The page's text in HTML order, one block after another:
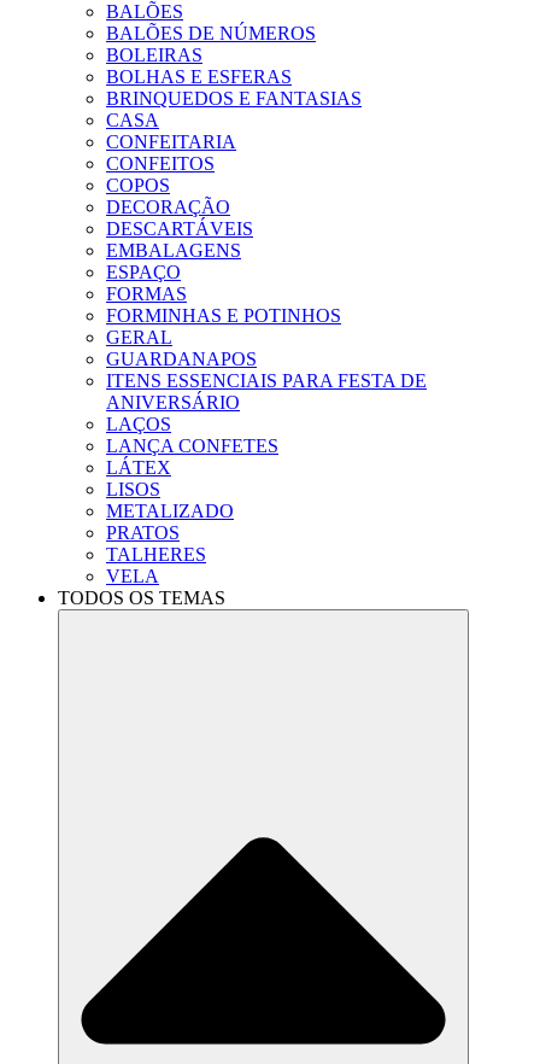
BALÕES
BALÕES DE NÚMEROS
BOLEIRAS
BOLHAS E ESFERAS
BRINQUEDOS E FANTASIAS
CASA
CONFEITARIA
CONFEITOS
COPOS
DECORAÇÃO
DESCARTÁVEIS
EMBALAGENS
ESPAÇO
FORMAS
FORMINHAS E POTINHOS
GERAL
GUARDANAPOS
ITENS ESSENCIAIS PARA FESTA DE
ANIVERSÁRIO
LAÇOS
LANÇA CONFETES
LÁTEX
LISOS
METALIZADO
PRATOS
TALHERES
VELA
TODOS OS TEMAS